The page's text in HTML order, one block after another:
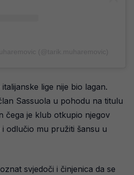
lige nije bio lagan.
Sassuola u pohodu na titulu
čega je klub otkupio njegov
odlučio mu pružiti šansu u
svjedoči i činjenica da se